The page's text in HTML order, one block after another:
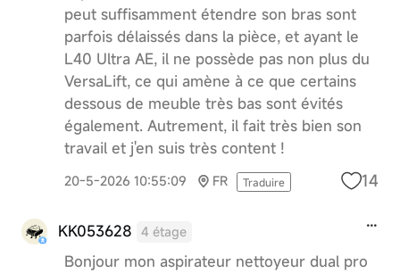
peut suffisamment étendre son bras sont
parfois délaissés dans la pièce, et ayant le
L40 Ultra AE, il ne possède pas non plus du
VersaLift, ce qui amène à ce que certains
dessous de meuble très bas sont évités
également. Autrement, il fait très bien son
travail et j'en suis très content !
20-5-2026 10:55:09 FR Traduire 14
KK053628 4 étage
Bonjour mon aspirateur nettoyeur dual pro